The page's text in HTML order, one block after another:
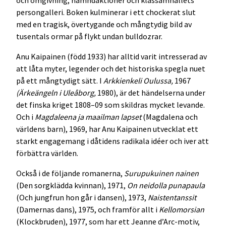
persongalleri. Boken kulminerar i ett chockerat slut
med en tragisk, övertygande och mångtydig bild av
tusentals ormar på flykt undan bulldozrar.
Anu Kaipainen (född 1933) har alltid varit intresserad av
att låta myter, legender och det historiska spegla nuet
på ett mångtydigt sätt. I Arkkienkeli Oulussa, 1967
(Ärkeängeln i Uleåborg, 1980), är det händelserna under
det finska kriget 1808–09 som skildras mycket levande.
Och i Magdaleena ja maailman lapset(Magdalena och
världens barn), 1969, har Anu Kaipainen utvecklat ett
starkt engagemang i dåtidens radikala idéer och iver att
förbättra världen.
Också i de följande romanerna, Surupukuinen nainen
(Den sorgklädda kvinnan), 1971, On neidolla punapaula
(Och jungfrun hon går i dansen), 1973, Naistentanssit
(Damernas dans), 1975, och framför allt i Kellomorsian
(Klockbruden), 1977, som har ett Jeanne d’Arc-motiv,